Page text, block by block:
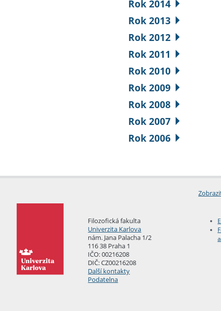
Rok 2014
Rok 2013
Rok 2012
Rok 2011
Rok 2010
Rok 2009
Rok 2008
Rok 2007
Rok 2006
Filozofická fakulta
Univerzita Karlova
nám. Jana Palacha 1/2
116 38 Praha 1
IČO: 00216208
DIČ: CZ00216208
Další kontakty
Podatelna